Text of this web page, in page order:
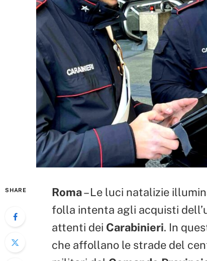
SHARE Roma– Le luci natalizie
folla intenta agli acquisti
attenti dei Carabinieri. In
che affollano le strade del